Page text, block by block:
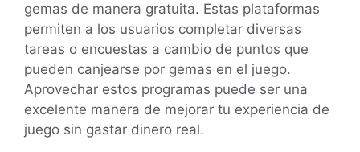
gemas de manera gratuita. Estas plataformas
permiten a los usuarios completar diversas
tareas o encuestas a cambio de puntos que
pueden canjearse por gemas en el juego.
Aprovechar estos programas puede ser una
excelente manera de mejorar tu experiencia de
juego sin gastar dinero real.